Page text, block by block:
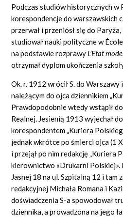
Podczas studiów historycznych w
korespondencje do warszawskich
przerwał i przeniósł się do
studiował nauki polityczne w
na podstawie rozprawy L’Etat
otrzymał dyplom ukończenia
Ok. r. 1912 wrócił S. do Warszawy
należącym do ojca dziennikiem
Prawdopodobnie wtedy wstąpił
Realnej. Jesienią 1913 wyjechał
korespondentem „Kuriera
jednak wkrótce po śmierci ojca (1
i przejął po nim redakcję „Kuriera
kierownictwo «Drukarni Polskiej».
Jasnej 18 na ul. Szpitalną 12 i tam
redakcyjnej Michała Romana i
doświadczenia S-a spowodował
dziennika, a prowadzona na jego